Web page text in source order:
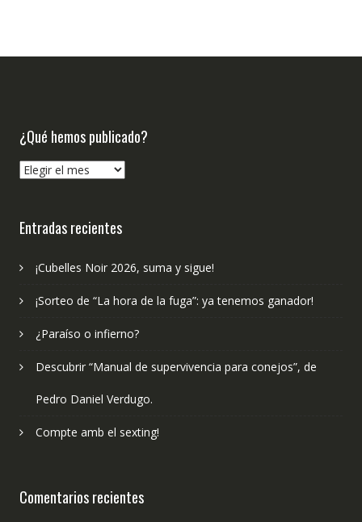
¿Qué hemos publicado?
¿Qué
Entradas recientes
¡Cubelles Noir 2026, suma y sigue!
¡Sorteo de “La hora de la fuga”: ya tenemos ganador!
¿Paraíso o infierno?
Descubrir “Manual de supervivencia para conejos”, de
Pedro Daniel Verdugo.
Compte amb el sexting!
Comentarios recientes